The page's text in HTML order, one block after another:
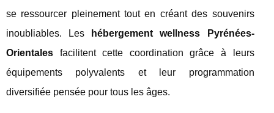
se ressourcer pleinement tout en créant des souvenirs
inoubliables. Les
hébergement wellness Pyrénées-
Orientales facilitent cette coordination grâce à leurs
équipements polyvalents et leur programmation
diversifiée pensée pour tous les âges.